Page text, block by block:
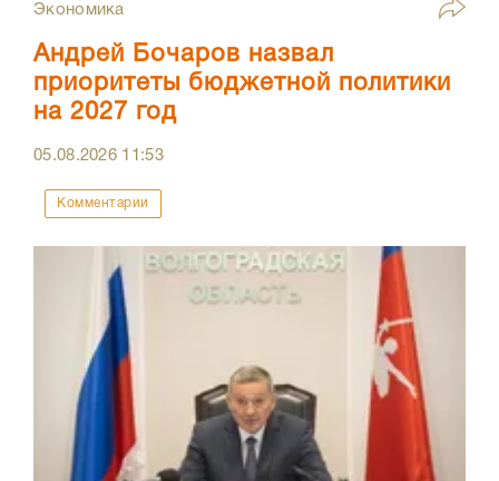
Экономика
Андрей Бочаров назвал
приоритеты бюджетной политики
на 2027 год
05.08.2026 11:53
Комментарии